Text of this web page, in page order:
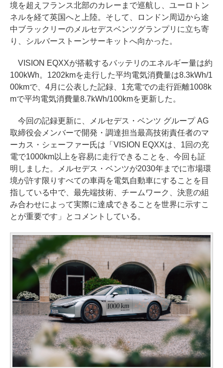
境を超えフランス北部のカレーまで巡航し、ユーロトン
ネルを経て英国へと上陸。そして、ロンドン周辺から途
中ブラックリーのメルセデスベンツグランプリに立ち寄
り、シルバーストーンサーキットへ向かった。
VISION EQXXが搭載するバッテリのエネルギー量は約
100kWh。1202kmを走行した平均電気消費量は8.3kWh/1
00kmで、4月に公表した記録、1充電での走行距離1008k
mで平均電気消費量8.7kWh/100kmを更新した。
今回の記録更新に、メルセデス・ベンツ グループ AG
取締役会メンバーで開発・調達担当最高技術責任者のマ
ーカス・シェーファー氏は「VISION EQXXは、1回の充
電で1000km以上を容易に走行できることを、今回も証
明しました。メルセデス・ベンツが2030年までに市場環
境が許す限りすべての車両を電気自動車にすることを目
指している中で、最先端技術、チームワーク、決意の組
み合わせによって実際に達成できることを世界に示すこ
とが重要です」とコメントしている。